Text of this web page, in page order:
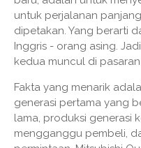
untuk perjalanan
dipetakan. Yang berarti
Inggris - orang asing.
kedua muncul di
Fakta yang menarik
generasi pertama yang
lama, produksi generasi
mengganggu pembeli,